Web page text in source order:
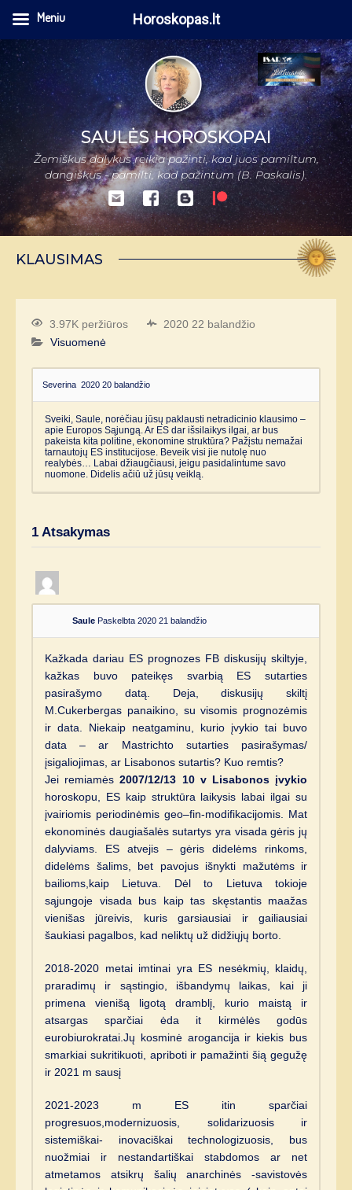
SAULĖS HOROSKOPAI
Žemiškus dalykus reikia pažinti, kad juos pamiltum,
dangiškus - pamilti, kad pažintum (B. Paskalis).
KLAUSIMAS
3.97K peržiūros
2020 22 balandžio
Visuomenė
Severina 2020 20 balandžio
Sveiki, Saule, norėčiau jūsų paklausti netradicinio klausimo –
apie Europos Sąjungą. Ar ES dar išsilaikys ilgai, ar bus
pakeista kita politine, ekonomine struktūra? Pažįstu nemažai
tarnautojų ES institucijose. Beveik visi jie nutolę nuo
realybės… Labai džiaugčiausi, jeigu pasidalintume savo
nuomone. Didelis ačiū už jūsų veiklą.
1 Atsakymas
Saule Paskelbta 2020 21 balandžio
Kažkada dariau ES prognozes FB diskusijų skiltyje,
kažkas buvo pateikęs svarbią ES sutarties
pasirašymo datą. Deja, diskusijų skiltį
M.Cukerbergas panaikino, su visomis prognozėmis
ir data. Niekaip neatgaminu, kurio įvykio tai buvo
data – ar Mastrichto sutarties pasirašymas/
įsigaliojimas, ar Lisabonos sutartis? Kuo remtis?
Jei remiamės2007/12/13 10 v Lisabonos įvykio
horoskopu, ES kaip struktūra laikysis labai ilgai su
įvairiomis periodinėmis geo–fin-modifikacijomis. Mat
ekonominės daugiašalės sutartys yra visada gėris jų
dalyviams. ES atvejis – gėris didelėms rinkoms,
didelėms šalims, bet pavojus išnykti mažutėms ir
bailioms,kaip Lietuva. Dėl to Lietuva tokioje
sąjungoje visada bus kaip tas skęstantis maažas
vienišas jūreivis, kuris garsiausiai ir gailiausiai
šaukiasi pagalbos, kad neliktų už didžiųjų borto.
2018-2020 metai imtinai yra ES nesėkmių, klaidų,
praradimų ir sąstingio, išbandymų laikas, kai ji
primena vienišą ligotą dramblį, kurio maistą ir
atsargas sparčiai ėda it kirmėlės godūs
eurobiurokratai.Jų kosminė arogancija ir kiekis bus
smarkiai sukritikuoti, apriboti ir pamažinti šią gegužę
ir 2021 m sausį
2021-2023 m ES itin sparčiai
progresuos,modernizuosis, solidarizuosis ir
sistemiškai- inovaciškai technologizuosis, bus
nuožmiai ir nestandartiškai stabdomos ar net
atmetamos atsikrų šalių anarchinės -savistovės
Meniu Horoskopas.lt